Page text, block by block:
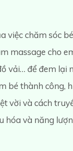
việc chăm sóc
massage cho
vải… để đem
bé thành công,
vời và cách
hóa và năng